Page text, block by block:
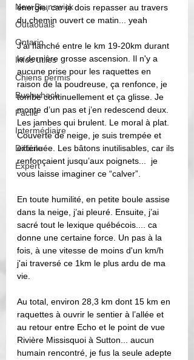
New Brunswick
Outaouais
Ontario
Infos utiles
Chiens permis
Bushwhack
Facile
Intermédiaire
Difficile
Expert
énergie, car je dois repasser au travers
du chemin ouvert ce matin... yeah
J’ai flanché entre le km 19-20km durant
la dernière grosse ascension. Il n'y a
aucune prise pour les raquettes en
raison de la poudreuse, ça renfonce, je
tombe continuellement et ça glisse. Je
monte d’un pas et j’en redescend deux.
Les jambes qui brulent. Le moral à plat.
Couverte de neige, je suis trempée et
exténuée. Les bâtons inutilisables, car ils
renfonçaient jusqu’aux poignets...  je
vous laisse imaginer ce “calver”.
En toute humilité, en petite boule assise
dans la neige, j’ai pleuré. Ensuite, j’ai
sacré tout le lexique québécois.... ca
donne une certaine force. Un pas à la
fois, à une vitesse de moins d'un km/h
j'ai traversé ce 1km le plus ardu de ma
vie.
Au total, environ 28,3 km dont 15 km en
raquettes à ouvrir le sentier à l’allée et
au retour entre Echo et le point de vue
Rivière Missisquoi à Sutton... aucun
humain rencontré, je fus la seule adepte